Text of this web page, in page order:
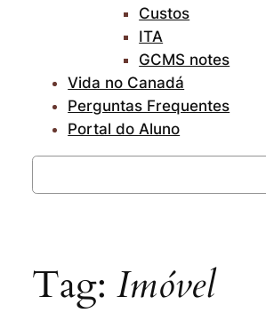
Custos
ITA
GCMS notes
Vida no Canadá
Perguntas Frequentes
Portal do Aluno
Pesquisar
Tag: Imóvel